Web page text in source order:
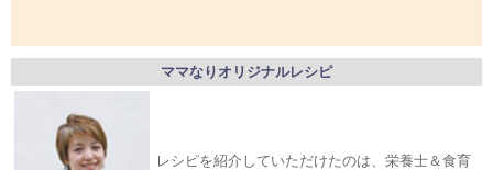
ママなりオリジナルレシピ
レシピを紹介していただけたのは、栄養士＆食育